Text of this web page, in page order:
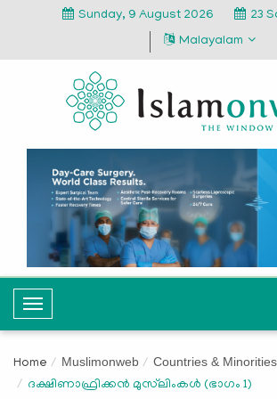
Sunday, 9 August 2026
23
Malayalam
T
o
g
l
Home Muslimonweb Countries & Minorities
ദക്ഷിണാഫ്രിക്കൻ മുസ്‌ലിംകൾ (ഭാഗം 1)